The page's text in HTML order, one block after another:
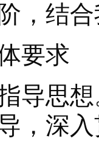
，结
要求
思想
，深